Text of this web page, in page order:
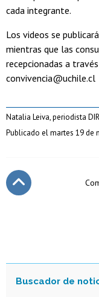
cada integrante.
Los videos se
mientras que las
recepcionadas a
convivencia@uchile.cl
Natalia Leiva, periodista
Publicado el martes 19 de